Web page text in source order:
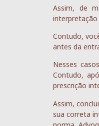
Assim, de
Contudo,
antes da
Nesses
Contudo,
prescrição
Assim,
sua correta